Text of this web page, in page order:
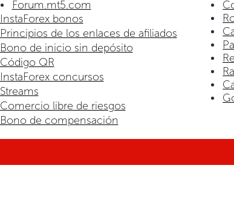
Forum.mt5.com
InstaForex bonos
Principios de los enlaces de afiliados
Bono de inicio sin depósito
Código QR
InstaForex concursos
Streams
Сomercio libre de riesgos
Bono de compensación